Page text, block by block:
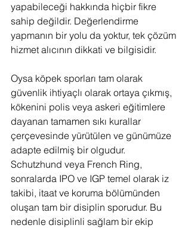
yapabileceği hakkında hiçbir fikre
sahip değildir. Değerlendirme
yapmanın bir yolu da yoktur, tek çözüm
hizmet alıcının dikkati ve bilgisidir.
Oysa köpek sporları tam olarak
güvenlik ihtiyaçlı olarak ortaya çıkmış,
kökenini polis veya askeri eğitimlere
dayanan tamamen sıkı kurallar
çerçevesinde yürütülen ve günümüze
adapte edilmiş bir olgudur.
Schutzhund veya French Ring,
sonralarda IPO ve IGP temel olarak iz
takibi, itaat ve koruma bölümünden
oluşan tam bir disiplin sporudur. Bu
nedenle disiplinli sağlam bir ekip